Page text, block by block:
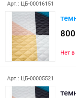
Арт.: ЦБ-00016151
Нет в
Арт.: ЦБ-00005521